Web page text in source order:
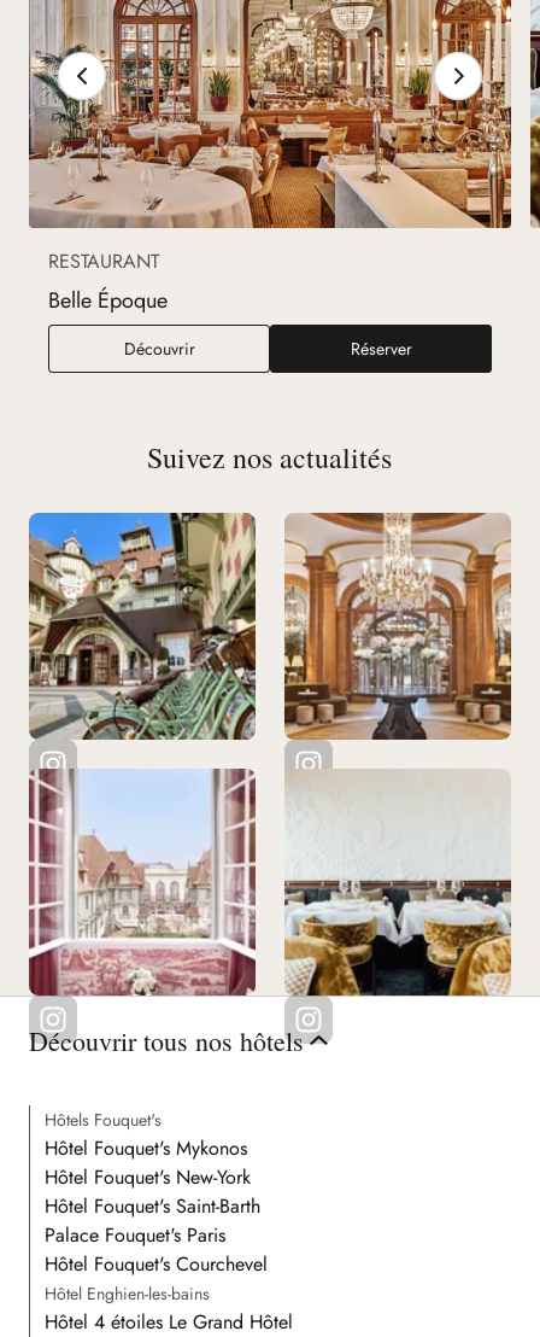
RESTAURANT
Belle Époque
DécouvrirBelle Époque Réserver
Suivez nos actualités
Découvrir tous nos hôtels
Hôtels Fouquet's
Hôtel Fouquet's Mykonos
Hôtel Fouquet's New-York
Hôtel Fouquet's Saint-Barth
Palace Fouquet's Paris
Hôtel Fouquet's Courchevel
Hôtel Enghien-les-bains
Hôtel 4 étoiles Le Grand Hôtel